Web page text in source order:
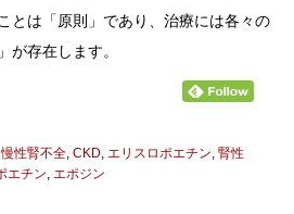
とは「原則」であり、治療には各々の
が存在します。
慢性腎不全, CKD, エリスロポエチン, 腎性
エチン, エポジン